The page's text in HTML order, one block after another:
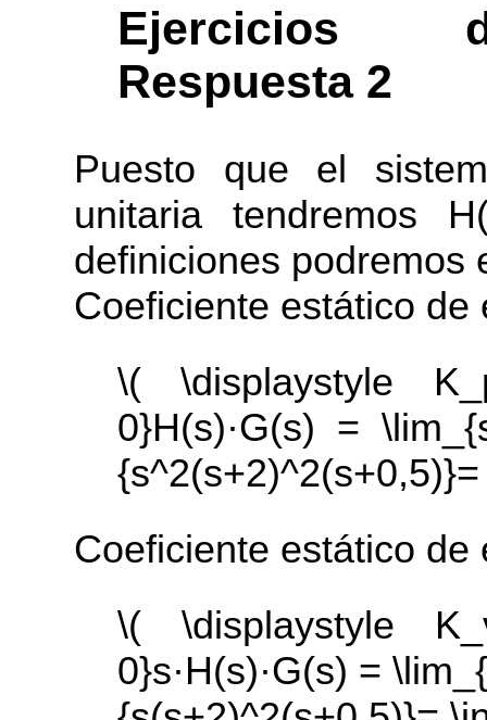
Ejercicios
Respuesta 2
Puesto que el
unitaria tendremos
definiciones podremos
Coeficiente estático de
\( \displaystyle
0}H(s)·G(s) =
Coeficiente estático de
\( \displaystyle
0}s·H(s)·G(s) =